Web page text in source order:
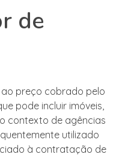
de
preço cobrado pelo
pode incluir imóveis,
contexto de agências
utilizado
à contratação de